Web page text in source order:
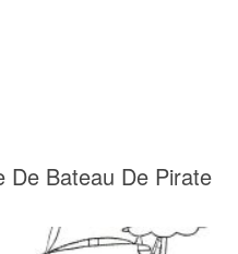
De Bateau De Pirate